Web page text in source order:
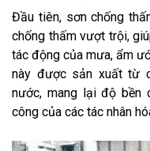
Đầu tiên, sơn chống
chống thấm vượt trội,
tác động của mưa, ẩm
này được sản xuất từ
nước, mang lại độ bền
công của các tác nhân